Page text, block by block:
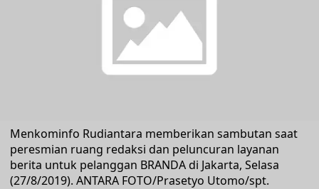
Menkominfo Rudiantara memberikan sambutan saat
peresmian ruang redaksi dan peluncuran layanan
berita untuk pelanggan BRANDA di Jakarta, Selasa
(27/8/2019). ANTARA FOTO/Prasetyo Utomo/spt.